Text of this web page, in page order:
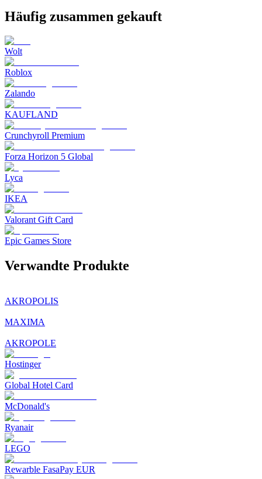
Häufig zusammen gekauft
Wolt
Roblox
Zalando
KAUFLAND
Crunchyroll Premium
Forza Horizon 5 Global
Lyca
IKEA
Valorant Gift Card
Epic Games Store
Verwandte Produkte
AKROPOLIS
MAXIMA
AKROPOLE
Hostinger
Global Hotel Card
McDonald's
Ryanair
LEGO
Rewarble FasaPay EUR